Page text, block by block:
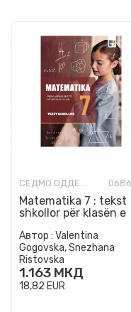
СЕДМО ОДДЕЛЕНИЕ
Matematika 7 : tekst
shkollor për klasën e
Автор : Valentina
Gogovska, Snezhana
Ristovska
1.163 МКД
18,82 EUR